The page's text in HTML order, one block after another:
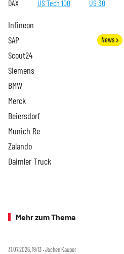
DAX US Tech 100 US 30
Infineon
SAP News
Scout24
Siemens
BMW
Merck
Beiersdorf
Munich Re
Zalando
Daimler Truck
Mehr zum Thema
31.07.2026, 19:13 ‧ Jochen Kauper